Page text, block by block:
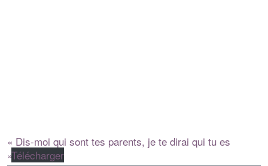
« Dis-moi qui sont tes parents, je te dirai qui tu es
»Télécharger